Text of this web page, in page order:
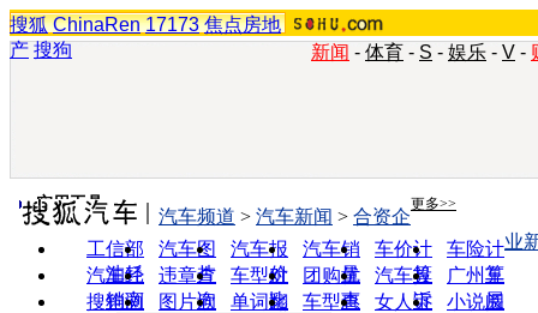
搜狐 ChinaRen 17173 焦点房地
产 搜狗 新闻 - 体育 - S - 娱乐 - V -
实用工具 更多>>
工信部
油耗
汽车图
片
汽车报
价
汽车销
量
车价计
算
车险计
算
汽车经
销商
违章查
询
车型对
比
团购优
惠
汽车投
诉
广州车
展
搜狗浏
图片欣
单词翻
车型查
女人宝
小说阅
汽车频道 > 汽车新闻 > 合资企
业